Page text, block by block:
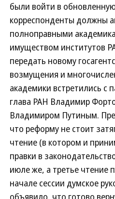
были войти в
корреспонденты должны
полноправными
имуществом институтов
передать новому
возмущения и
академики встретились с
глава РАН Владимир
Владимиром Путиным.
что реформу не стоит
чтение (в котором и
правки в
июле же, а третье чтение
начале сессии думское
объявило, что готово